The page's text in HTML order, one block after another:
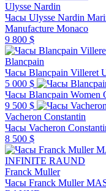
Ulysse Nardin
Часы Ulysse Nardin
Manufacture Monaco
9 800 $
Blancpain
Часы Blancpain Villeret
5 000 $
Часы Blancpain Women
9 500 $
Vacheron Constantin
Часы Vacheron
8 500 $
Franck Muller
Часы Franck Muller